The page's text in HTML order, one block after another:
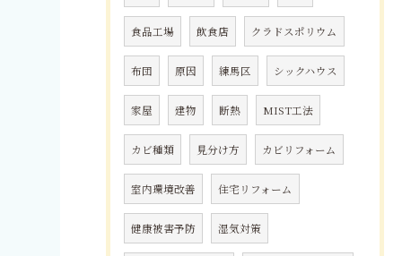
食品工場 飲食店 クラドスポリウム
布団 原因 練馬区 シックハウス
家屋 建物 断熱 MIST工法
カビ種類 見分け方 カビリフォーム
室内環境改善 住宅リフォーム
健康被害予防 湿気対策